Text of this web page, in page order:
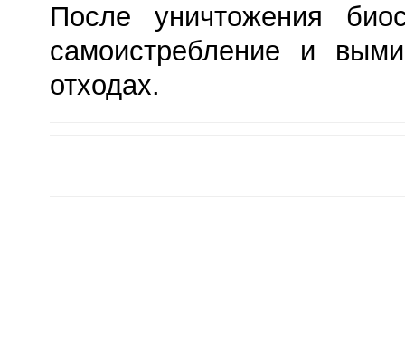
После уничтожения
самоистребление и
отходах.